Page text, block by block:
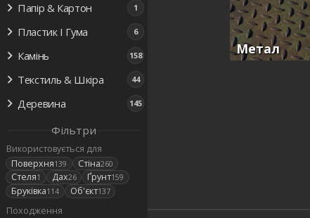
Папір & Картон 1
Пластик І Гума 6
Камінь 158
Текстиль & Шкіра 44
Деревина 145
Фільтри
Використовується для
Поверхня139 Стіна260
Стеля1 Дах26 Ґрунт159
Бруківка114 Об'єкт137
Походження
Метал